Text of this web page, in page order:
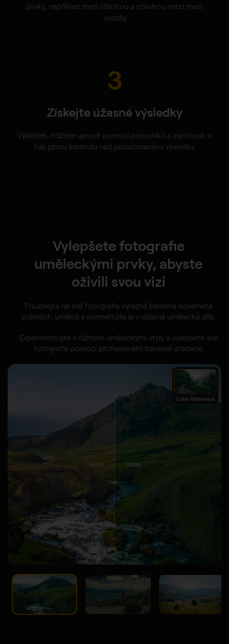
prvky, například mezi oblohou a oblohou nebo mezi
vozidly
3
Získejte úžasné výsledky
Výsledek můžete upravit pomocí posuvníků a zachovat si
tak plnou kontrolu nad požadovanými výsledky.
Vylepšete fotografie
uměleckými prvky, abyste
oživili svou vizi
Používejte na své fotografie výrazná barevná schémata
známých umělců a proměňujte je v úžasná umělecká díla.
Experimentujte s různými uměleckými styly a vylepšete své
fotografie pomocí profesionální barevné gradace.
DŘÍVE NYNÍ